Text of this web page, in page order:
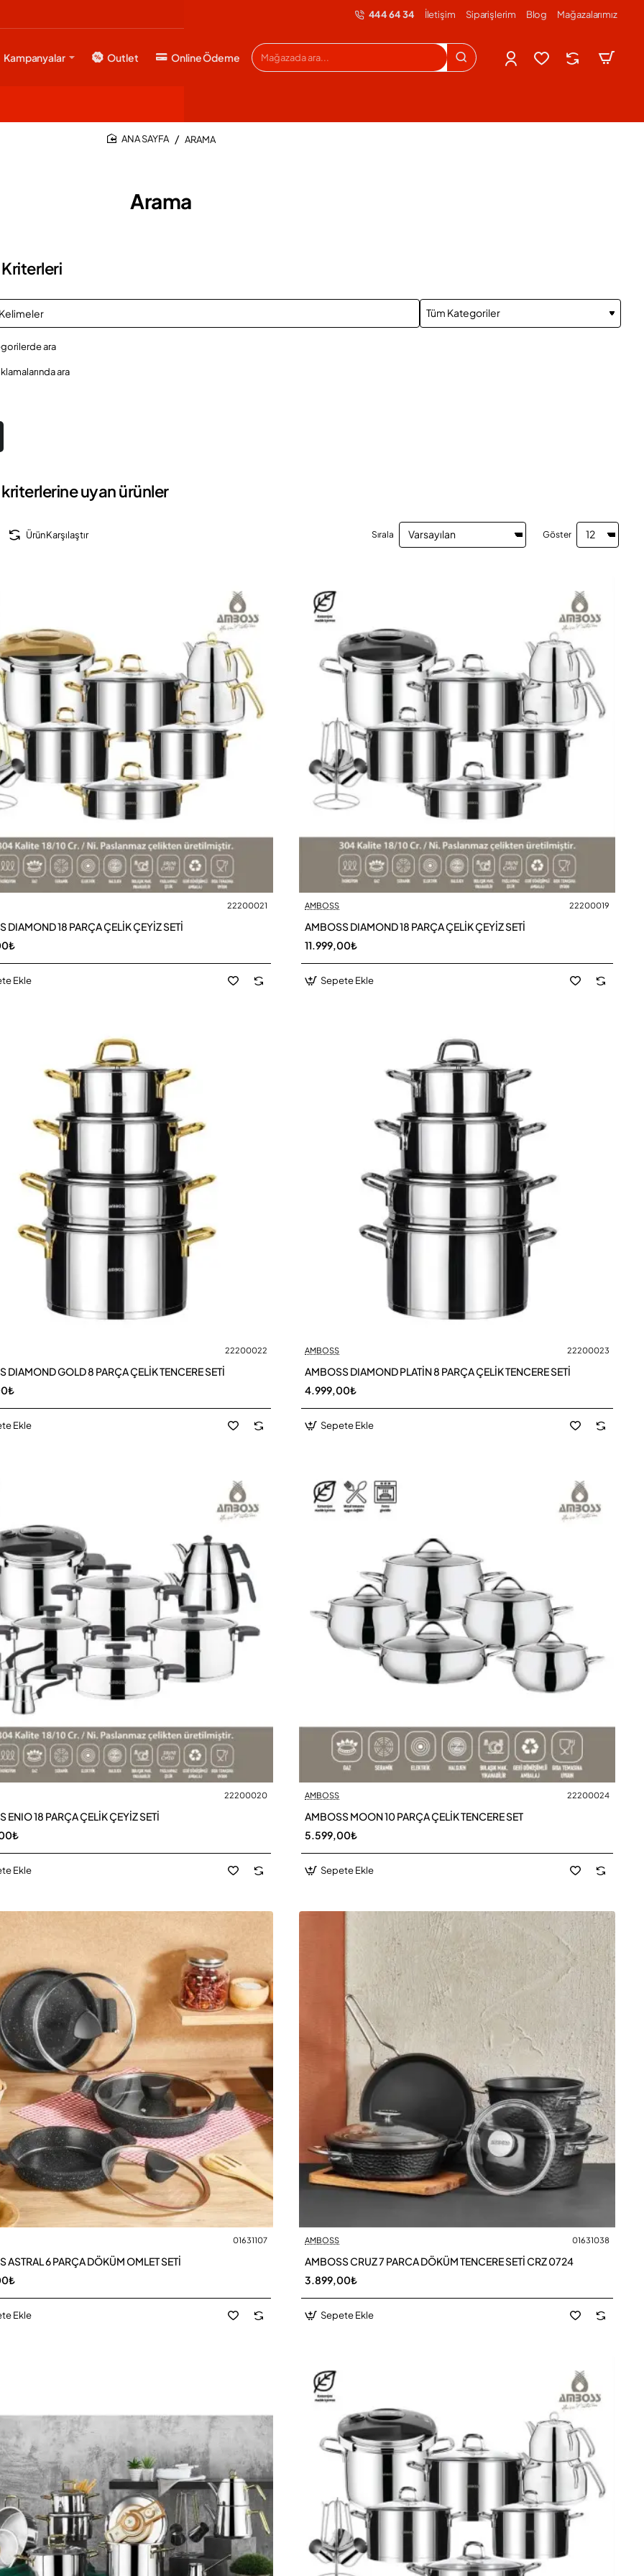
444 64 34 İletişim Siparişlerim Blog Mağazalarımız
Kampanyalar Outlet Online Ödeme
Mağazada
ara...
Arama
ARAMA
ara
ara
uyan ürünler
Ürün Karşılaştır Sırala Göster
22200021
DIAMOND 18 PARÇA ÇELİK ÇEYİZ SETİ
Ekle
AMBOSS 22200019
AMBOSS DIAMOND 18 PARÇA ÇELİK ÇEYİZ SETİ
11.999,00₺
Sepete Ekle
22200022
DIAMOND GOLD 8 PARÇA ÇELİK TENCERE SETİ
Ekle
AMBOSS 22200023
AMBOSS DIAMOND PLATİN 8 PARÇA ÇELİK TENCERE SETİ
4.999,00₺
Sepete Ekle
22200020
ENIO 18 PARÇA ÇELİK ÇEYİZ SETİ
Ekle
AMBOSS 22200024
AMBOSS MOON 10 PARÇA ÇELİK TENCERE SET
5.599,00₺
Sepete Ekle
01631107
ASTRAL 6 PARÇA DÖKÜM OMLET SETİ
Ekle
AMBOSS 01631038
AMBOSS CRUZ 7 PARCA DÖKÜM TENCERE SETİ CRZ 0724
3.899,00₺
Sepete Ekle